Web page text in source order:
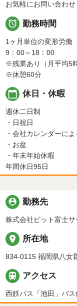
お気軽にお問い合わせ
 勤務時間
1ヶ月単位の変形労働
9：00～18：00
※残業あり（月平均5
※休憩60分
calendar_today 休日・休暇
週休二日制
・日祝日
・会社カレンダーによ
・お盆
・年末年始休暇
年間休日95日
person_pin 勤務先
株式会社ピット富士サ
place 所在地
834-0115 福岡県八女
 アクセス
西鉄バス「池田」バ